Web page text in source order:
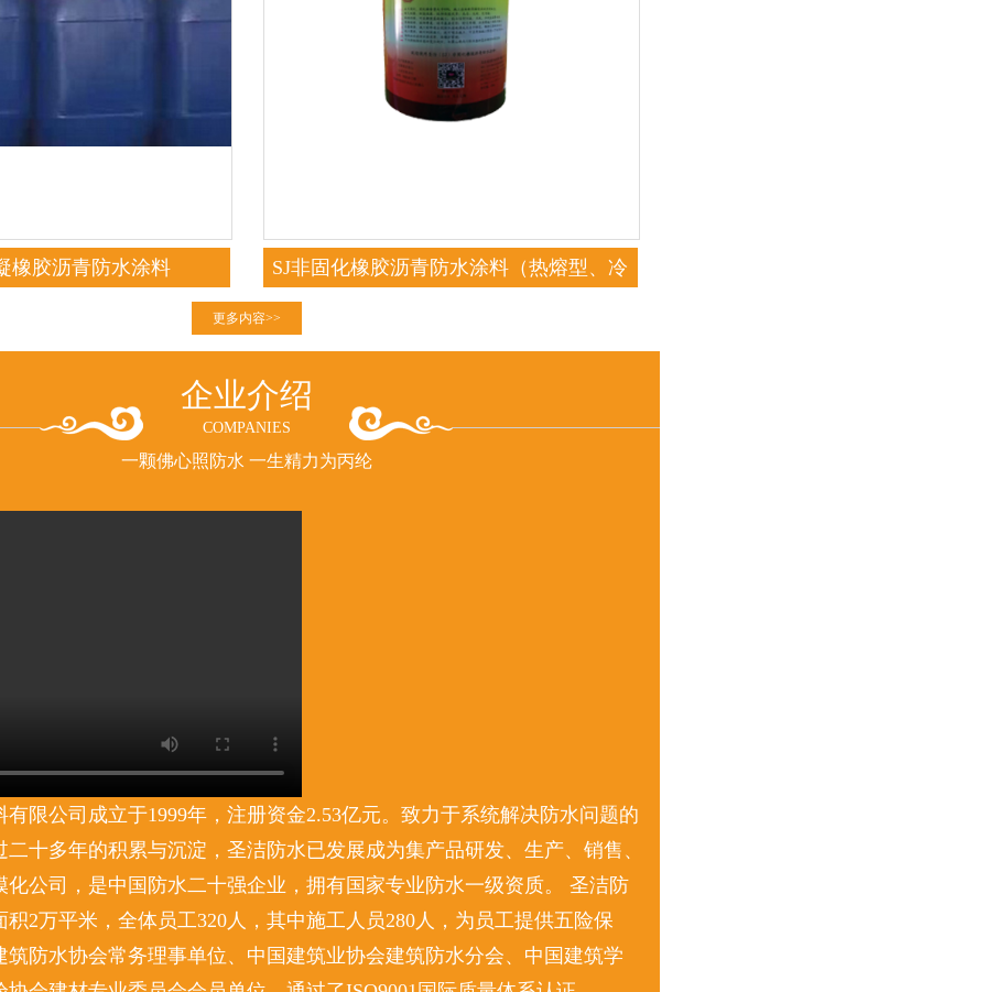
橡胶沥青防水涂料
SJ非固化橡胶沥青防水涂料（热熔型、冷
更多内容>>
企业介绍
COMPANIES
一颗佛心照防水 一生精力为丙纶
限公司成立于1999年，注册资金2.53亿元。致力于系统解决防水问题的
十多年的积累与沉淀，圣洁防水已发展成为集产品研发、生产、销售、
化公司，是中国防水二十强企业，拥有国家专业防水一级资质。 圣洁防
2万平米，全体员工320人，其中施工人员280人，为员工提供五险保
筑防水协会常务理事单位、中国建筑业协会建筑防水分会、中国建筑学